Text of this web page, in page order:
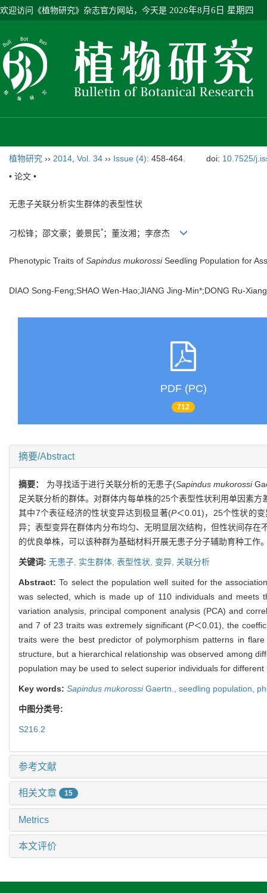
欢迎访问《植物研究》杂志官方网站，今天是 2026年8月6日 星期四
植物研究 ›› 2014 Vol. 34 ›› Issue (4): 458-464. doi: 10.7525/
• 论文 •
无患子关联分析实生群体的表型性状
刁松锋；邵文豪；姜景民*；董汝湘；李彦杰
Phenotypic Traits of Sapindus mukorossiSeedling Population for
DIAO Song-Feng;SHAO Wen-Hao;JIANG Jing-Min*;DONG Ru-
PDF (PC)
712
摘要/Abstract
摘要： 为寻找适于进行关联分析的无患子(Sapindus mukorossi
足关联分析的群体。对群体内每单株的25个表型性状利用单因素
其中7个表征经济的性状变异达到极显著(P＜0.01)，25个性状的
异；表型变异在群体内分布均匀、无明显层次结构，但性状间存
的优良单株，可以该种群为基础材料开展无患子分子辅助育种工作
关键词: 无患子, 实生群体, 表型性状, 变异, 关联分析
Abstract:To select the population well suited for the
was selected, which is made up of 110 individuals and meets
variation analysis, principal component analysis (PCA) and
and 7 of 23 traits was extremely significant (P＜0.01), the
traits were the best predictor of polymorphism patterns in
structure, but a hierarchical relationship was observed among
population may be used to select superior individuals for
Key words: Sapindus mukorossiGaertn., seedling population,
中图分类号:
S216.2
参考文献
相关文章 15
Metrics
本文评价